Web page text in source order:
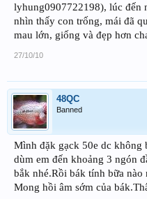
lyhung0907722198), lúc đến
nhìn thấy con trống, mái đã
mau lớn, giống và đẹp hơn
27/10/10
48QC
Banned
Mình đặk gạck 50e dc không
dùm em đến khoảng 3 ngón
bắk nhé.Rồi bák tính bữa nào
Mong hồi âm sớm của